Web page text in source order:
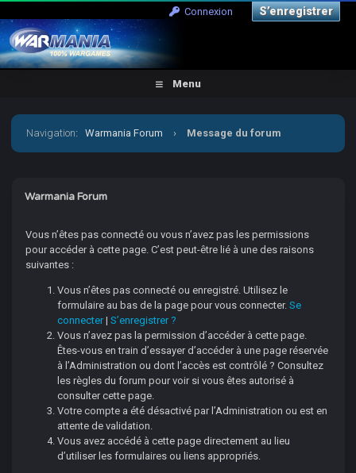
Connexion S’enregistrer
Menu
Navigation:Warmania Forum › Message du forum
Warmania Forum
Vous n’êtes pas connecté ou vous n’avez pas les permissions
pour accéder à cette page. C’est peut-être lié à une des raisons
suivantes :
Vous n’êtes pas connecté ou enregistré. Utilisez le
formulaire au bas de la page pour vous connecter.Se
connecter|S’enregistrer ?
Vous n’avez pas la permission d’accéder à cette page.
Êtes-vous en train d’essayer d’accéder à une page réservée
à l’Administration ou dont l’accès est contrôlé ? Consultez
les règles du forum pour voir si vous êtes autorisé à
consulter cette page.
Votre compte a été désactivé par l’Administration ou est en
attente de validation.
Vous avez accédé à cette page directement au lieu
d’utiliser les formulaires ou liens appropriés.